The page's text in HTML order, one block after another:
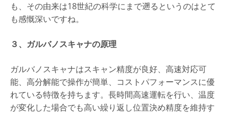
も、その由来は18世紀の科学にまで遡るというのはとて
も感慨深いですね。
３、ガルバノスキャナの原理
ガルバノスキャナはスキャン精度が良好、高速対応可
能、高分解能で操作が簡単、コストパフォーマンスに優
れている特徴を持ちます。長時間高速運転を行い、温度
が変化した場合でも高い繰り返し位置決め精度を維持す